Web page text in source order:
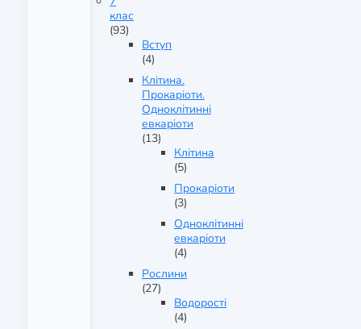
клас
(93)
Вступ
(4)
Клітина.
Прокаріоти.
Одноклітинні
евкаріоти
(13)
Клітина
(5)
Прокаріоти
(3)
Одноклітинні
евкаріоти
(4)
Рослини
(27)
Водорості
(4)